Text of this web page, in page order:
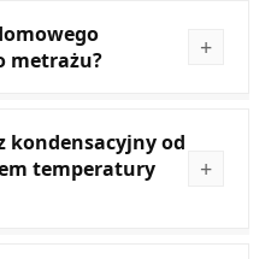
metrażu?
kondensacyjny od
temperatury